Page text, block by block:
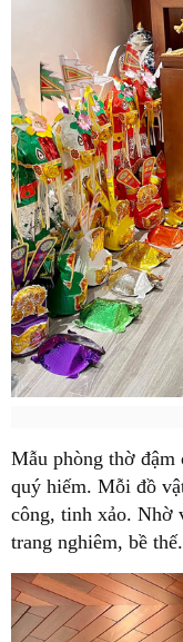
Mẫu phòng thờ
quý hiếm. Mỗi đồ
công, tinh xảo. Nhờ
trang nghiêm, bề thế.